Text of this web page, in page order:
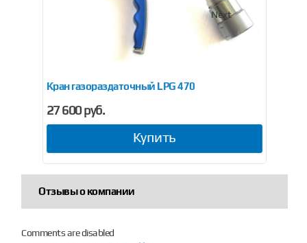
Кран газораздаточный LPG 470
27 600 руб.
Купить
Next
Отзывы о компании
Comments are disabled